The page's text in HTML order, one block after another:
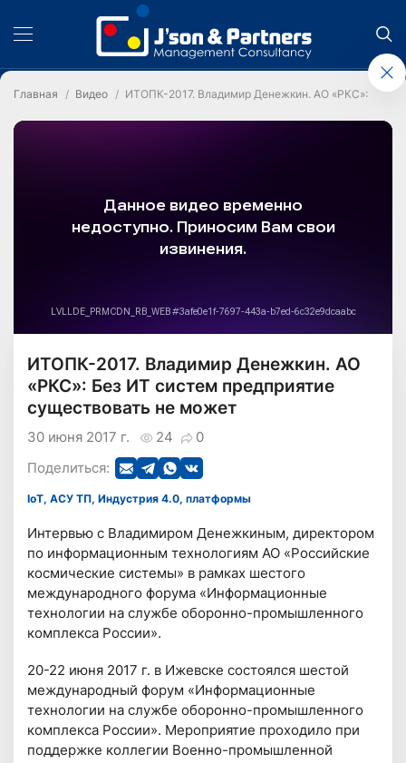
Главная Видео ИТОПК-2017. Владимир Денежкин. АО «РКС»: Без
ИТОПК-2017. Владимир Денежкин. АО
«РКС»: Без ИТ систем предприятие
существовать не может
24 0
30 июня 2017 г.
Поделиться:
IoT, АСУ ТП, Индустрия 4.0, платформы
Интервью с Владимиром Денежкиным, директором
по информационным технологиям АО «Российские
космические системы» в рамках шестого
международного форума «Информационные
технологии на службе оборонно-промышленного
комплекса России».
20-22 июня 2017 г. в Ижевске состоялся шестой
международный форум «Информационные
технологии на службе оборонно-промышленного
комплекса России». Мероприятие проходило при
поддержке коллегии Военно-промышленной